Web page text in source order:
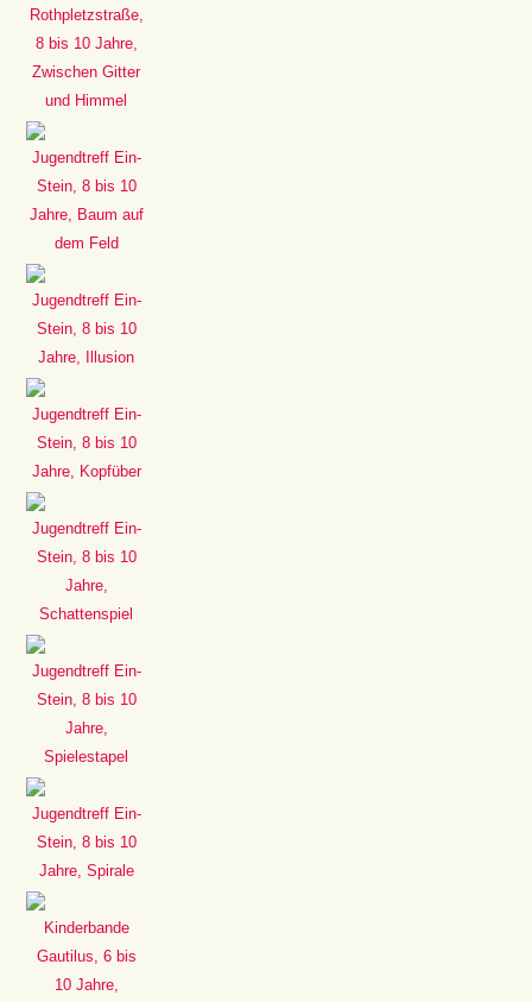
Rothpletzstraße,
8 bis 10 Jahre,
Zwischen Gitter
und Himmel
Jugendtreff Ein-
Stein, 8 bis 10
Jahre, Baum auf
dem Feld
Jugendtreff Ein-
Stein, 8 bis 10
Jahre, Illusion
Jugendtreff Ein-
Stein, 8 bis 10
Jahre, Kopfüber
Jugendtreff Ein-
Stein, 8 bis 10
Jahre,
Schattenspiel
Jugendtreff Ein-
Stein, 8 bis 10
Jahre,
Spielestapel
Jugendtreff Ein-
Stein, 8 bis 10
Jahre, Spirale
Kinderbande
Gautilus, 6 bis
10 Jahre,